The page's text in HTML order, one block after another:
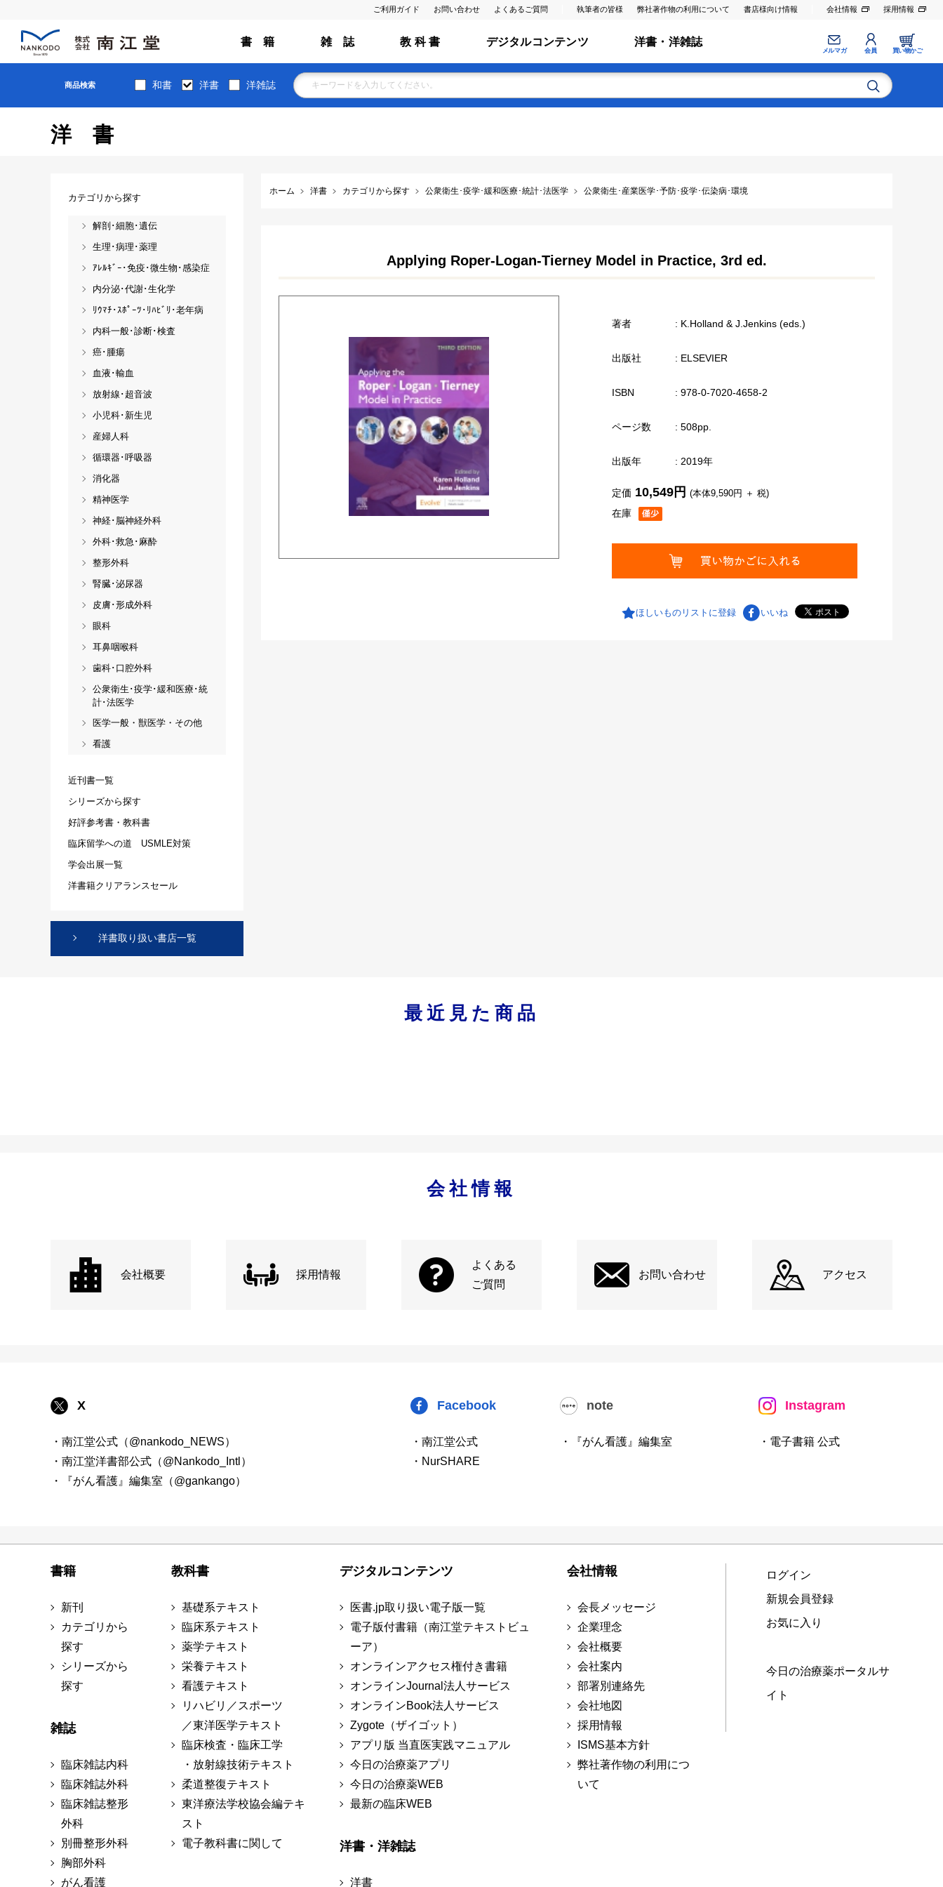
ご利用ガイド お問い合わせ よくあるご質問 執筆者の皆様 弊社著作物の利用について 書店様向け情報 会社情報 採用情報
書 籍 雑 誌 教 科 書 デジタルコンテンツ 洋書・洋雑誌
メルマガ 会員 買い物かご
商品検索 和書 洋書 洋雑誌
洋書
ホーム 洋書 カテゴリから探す 公衆衛生･疫学･緩和医療･統計･法医学 公衆衛生･産業医学･予防･疫学･伝染病･環境
Applying Roper-Logan-Tierney Model in Practice, 3rd ed.
著者 : K.Holland & J.Jenkins (eds.)
出版社 : ELSEVIER
ISBN : 978-0-7020-4658-2
ページ数 : 508pp.
出版年 : 2019年
在庫
定価 10,549円 (本体9,590円 ＋ 税)
ほしいものリストに登録 いいね
カテゴリから探す
解剖･細胞･遺伝
生理･病理･薬理
ｱﾚﾙｷﾞｰ･免疫･微生物･感染症
内分泌･代謝･生化学
ﾘｳﾏﾁ･ｽﾎﾟｰﾂ･ﾘﾊﾋﾞﾘ･老年病
内科一般･診断･検査
癌･腫瘍
血液･輸血
放射線･超音波
小児科･新生児
産婦人科
循環器･呼吸器
消化器
精神医学
神経･脳神経外科
外科･救急･麻酔
整形外科
腎臓･泌尿器
皮膚･形成外科
眼科
耳鼻咽喉科
歯科･口腔外科
公衆衛生･疫学･緩和医療･統
計･法医学
医学一般・獣医学・その他
看護
近刊書一覧
シリーズから探す
好評参考書・教科書
臨床留学への道 USMLE対策
学会出展一覧
洋書籍クリアランスセール
洋書取り扱い書店一覧
最近見た商品
会社情報
会社概要 採用情報
よくある
ご質問
お問い合わせ アクセス
X
・南江堂公式（@nankodo_NEWS）
・南江堂洋書部公式（@Nankodo_Intl）
・『がん看護』編集室（@gankango）
Facebook
・南江堂公式
・NurSHARE
note
・『がん看護』編集室
Instagram
・電子書籍 公式
書籍
新刊
カテゴリから
探す
シリーズから
探す
雑誌
臨床雑誌内科
臨床雑誌外科
臨床雑誌整形
外科
別冊整形外科
胸部外科
がん看護
教科書
基礎系テキスト
臨床系テキスト
薬学テキスト
栄養テキスト
看護テキスト
リハビリ／スポーツ
／東洋医学テキスト
臨床検査・臨床工学
・放射線技術テキスト
柔道整復テキスト
東洋療法学校協会編テキ
スト
電子教科書に関して
デジタルコンテンツ
医書.jp取り扱い電子版一覧
電子版付書籍（南江堂テキストビュ
ーア）
オンラインアクセス権付き書籍
オンラインJournal法人サービス
オンラインBook法人サービス
Zygote（ザイゴット）
アプリ版 当直医実践マニュアル
今日の治療薬アプリ
今日の治療薬WEB
最新の臨床WEB
洋書・洋雑誌
洋書
会社情報
会長メッセージ
企業理念
会社概要
会社案内
部署別連絡先
会社地図
採用情報
ISMS基本方針
弊社著作物の利用につ
いて
ログイン
新規会員登録
お気に入り
今日の治療薬ポータルサ
イト